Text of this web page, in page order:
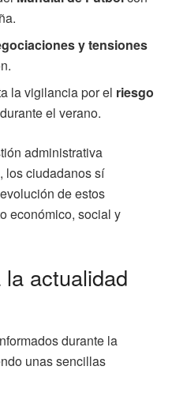
y tensiones
la vigilancia por el riesgo
durante el verano.
administrativa
los ciudadanos sí
de estos
económico, social y
actualidad
durante la
unas sencillas